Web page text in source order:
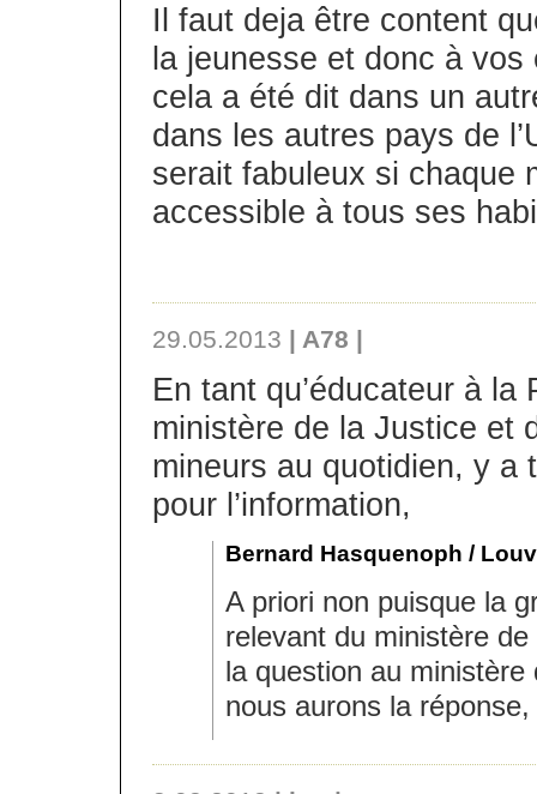
Il faut deja être content
la jeunesse et donc à
cela a été dit dans un
dans les autres pays de
serait fabuleux si chaque
accessible à tous ses
29.05.2013 | A78 |
En tant qu’éducateur à
ministère de la Justice et
mineurs au quotidien, y a
pour l’information,
Bernard Hasquenoph /
A priori non puisque la
relevant du ministère
la question au
nous aurons la